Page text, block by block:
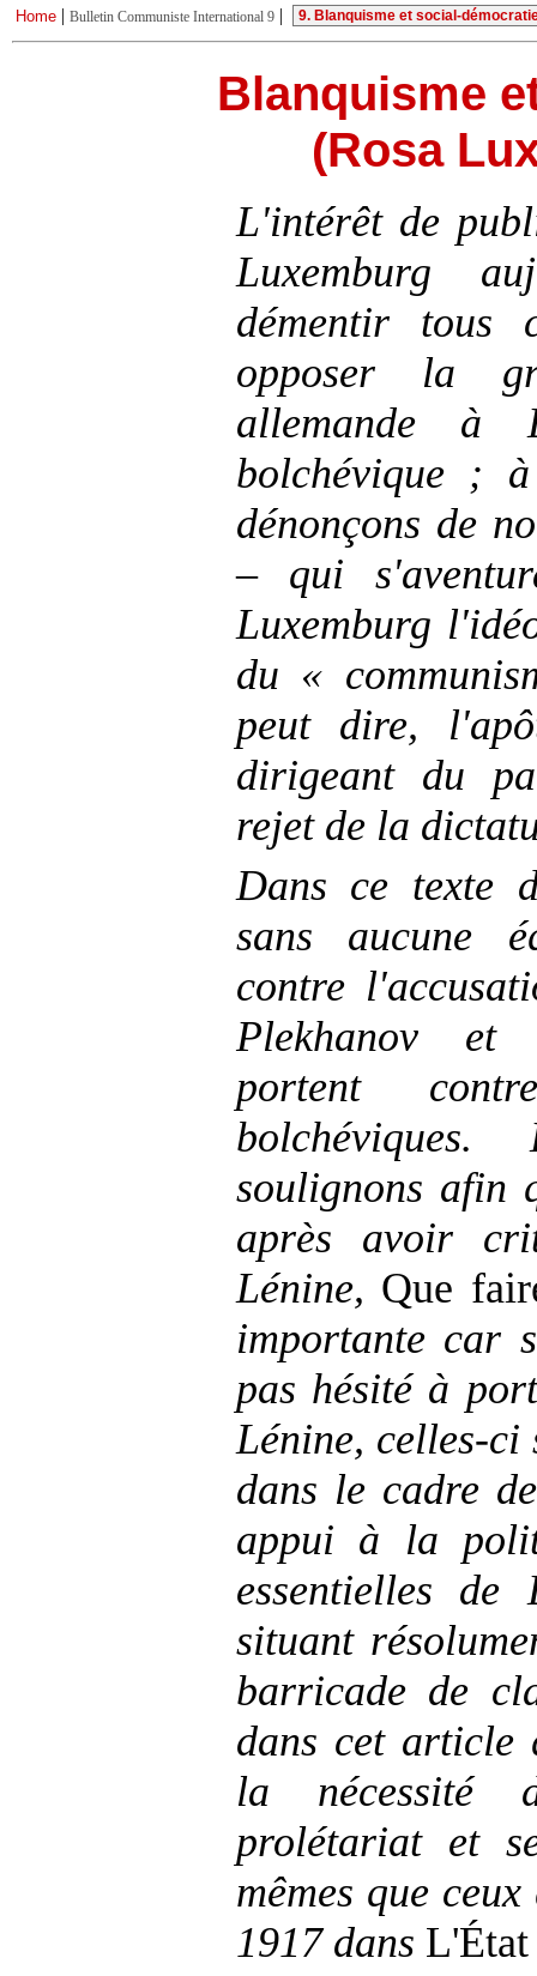
Home | Bulletin Communiste International 9 |
Blanquisme
(Rosa
L'intérêt de
Luxemburg
démentir tous
opposer la
allemande à
bolchévique ;
dénonçons de
– qui
Luxemburg
du «
peut dire,
dirigeant du
rejet de la
Dans ce texte
sans aucune
contre
Plekhanov et
portent
soulignons afin
après avoir
Lénine, Que
importante car
pas hésité à
Lénine, celles-ci
dans le cadre
appui à la
essentielles
situant
barricade de
dans cet article
la nécessité
prolétariat et
mêmes que
1917 dans